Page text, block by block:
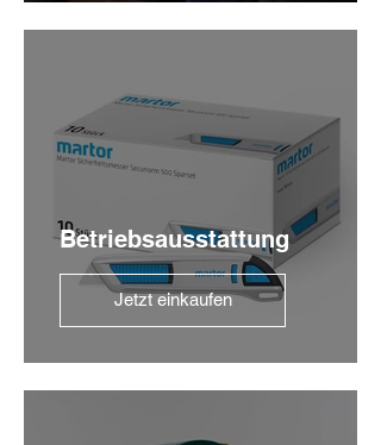
Betriebsausstattung
Jetzt einkaufen